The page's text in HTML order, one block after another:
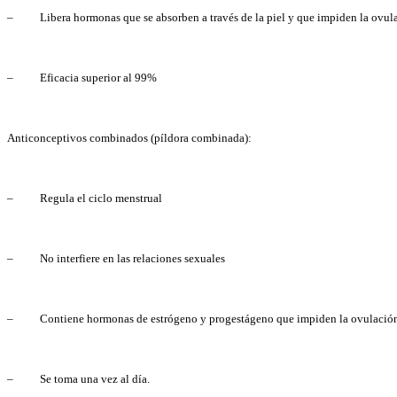
– Libera hormonas que se absorben a través de la piel y que impiden la
– Eficacia superior al 99%
Anticonceptivos combinados (píldora combinada):
– Regula el ciclo menstrual
– No interfiere en las relaciones sexuales
– Contiene hormonas de estrógeno y progestágeno que impiden la
– Se toma una vez al día.